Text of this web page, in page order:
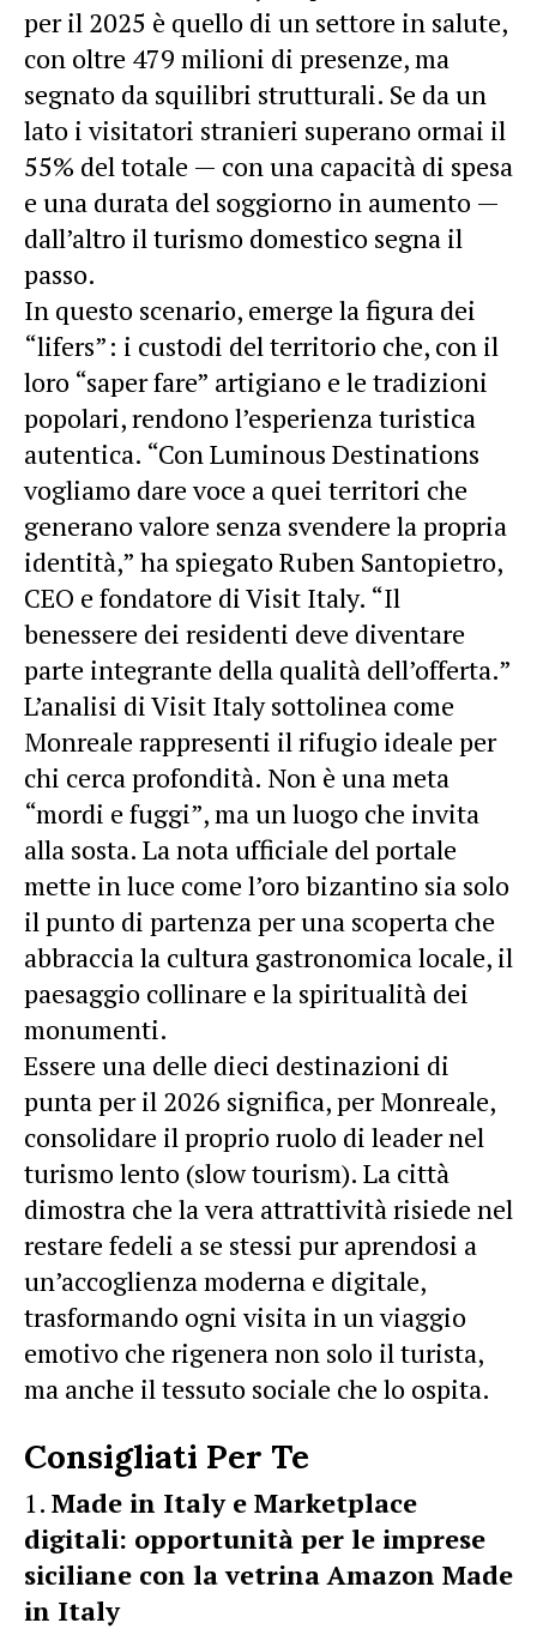
per il 2025 è quello di un settore in salute,
con oltre 479 milioni di presenze, ma
segnato da squilibri strutturali. Se da un
lato i visitatori stranieri superano ormai il
55% del totale — con una capacità di spesa
e una durata del soggiorno in aumento —
dall’altro il turismo domestico segna il
passo.
In questo scenario, emerge la figura dei
“lifers”: i custodi del territorio che, con il
loro “saper fare” artigiano e le tradizioni
popolari, rendono l’esperienza turistica
autentica. “Con Luminous Destinations
vogliamo dare voce a quei territori che
generano valore senza svendere la propria
identità,” ha spiegato Ruben Santopietro,
CEO e fondatore di Visit Italy. “Il
benessere dei residenti deve diventare
parte integrante della qualità dell’offerta.”
L’analisi di Visit Italy sottolinea come
Monreale rappresenti il rifugio ideale per
chi cerca profondità. Non è una meta
“mordi e fuggi”, ma un luogo che invita
alla sosta. La nota ufficiale del portale
mette in luce come l’oro bizantino sia solo
il punto di partenza per una scoperta che
abbraccia la cultura gastronomica locale, il
paesaggio collinare e la spiritualità dei
monumenti.
Essere una delle dieci destinazioni di
punta per il 2026 significa, per Monreale,
consolidare il proprio ruolo di leader nel
turismo lento (slow tourism). La città
dimostra che la vera attrattività risiede nel
restare fedeli a se stessi pur aprendosi a
un’accoglienza moderna e digitale,
trasformando ogni visita in un viaggio
emotivo che rigenera non solo il turista,
ma anche il tessuto sociale che lo ospita.
Consigliati Per Te
Made in Italy e Marketplace
digitali: opportunità per le imprese
siciliane con la vetrina Amazon Made
in Italy